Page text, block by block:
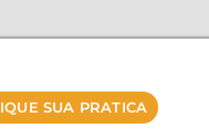
SUA PRATICA